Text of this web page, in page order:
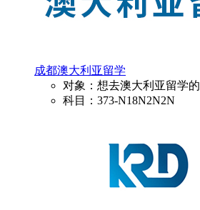
成都澳大利亚留学
对象：想去澳大利亚留学的
科目：373-N18N2N2N